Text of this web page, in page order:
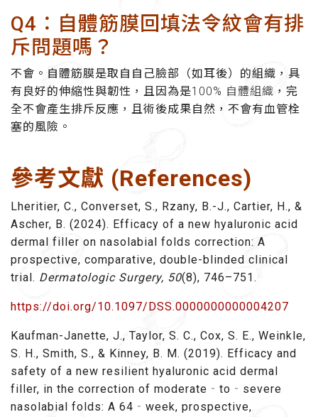
Q4：自體筋膜回填法令紋會有排
斥問題嗎？
不會。自體筋膜是取自自己臉部（如耳後）的組織，具
有良好的伸縮性與韌性，且因為是100% 自體組織 ，完
全不會產生排斥反應，且術後成果自然，不會有血管栓
塞的風險。
參考文獻 (References)
Lheritier, C., Converset, S., Rzany, B.-J., Cartier, H., &
Ascher, B. (2024). Efficacy of a new hyaluronic acid
dermal filler on nasolabial folds correction: A
prospective, comparative, double-blinded clinical
trial. Dermatologic Surgery, 50(8), 746–751.
https://doi.org/10.1097/DSS.0000000000004207
Kaufman-Janette, J., Taylor, S. C., Cox, S. E., Weinkle,
S. H., Smith, S., & Kinney, B. M. (2019). Efficacy and
safety of a new resilient hyaluronic acid dermal
filler, in the correction of moderate‐to‐severe
nasolabial folds: A 64‐week, prospective,